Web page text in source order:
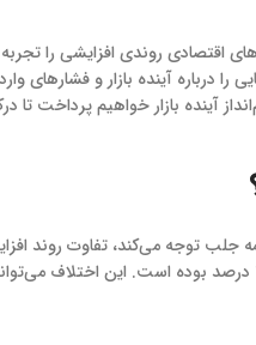
اقتصادی روندی افزایشی را
آینده بازار و فشارهای
آینده بازار خواهیم پرداخت
جلب توجه می‌کند، تفاوت
که شمش فولادی در بازه ۴۵ روزه اخیر حدود ۱۱ درصد افزایش قیمت را تجربه کرده،